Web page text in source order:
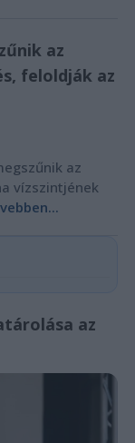
az
feloldják az
az
vízszintjének
az